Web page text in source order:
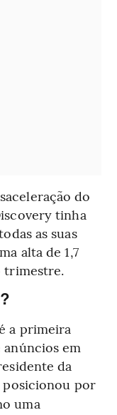
do
tinha
as suas
alta de 1,7
trimestre.
a primeira
em
da
posicionou por
uma